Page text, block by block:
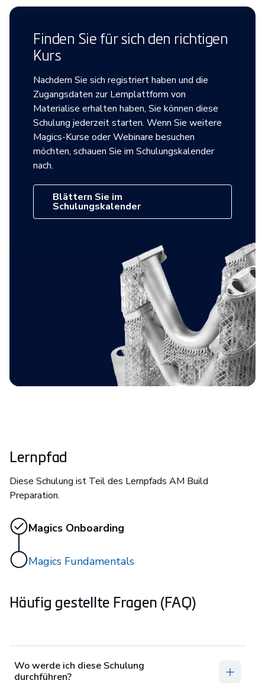
Finden Sie für sich den richtigen
Kurs
Nachdem Sie sich registriert haben und die
Zugangsdaten zur Lernplattform von
Materialise erhalten h‌aben, Sie können diese
Schulung jederzeit starten. Wenn Sie weitere
Magics-Kurse oder Webinare besuchen
möchten, schauen Sie im Schulungskalender
nach.
Blättern Sie im
Schulungskalender
Lernpfad
Diese Schulung ist Teil des Lernpfads AM Build
Preparation.
Magics Onboarding
Magics Fundamentals
Häufig gestellte Fragen (FAQ)
Wo werde ich diese Schulung
durchführen?